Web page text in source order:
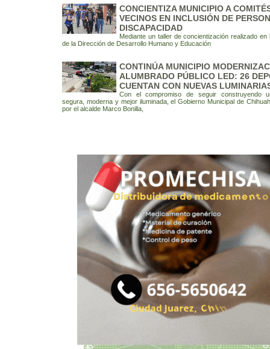
CONCIENTIZA MUNICIPIO A
VECINOS EN INCLUSIÓN DE
DISCAPACIDAD
Mediante un taller de concientización realizado en
de la Dirección de Desarrollo Humano y Educación
CONTINÚA MUNICIPIO
ALUMBRADO PÚBLICO LED: 26
CUENTAN CON NUEVAS
Con el compromiso de seguir construyendo
segura, moderna y mejor iluminada, el Gobierno Municipal de
por el alcalde Marco Bonilla,